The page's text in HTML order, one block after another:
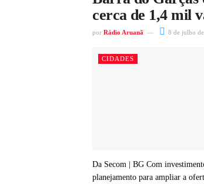
cerca de 1,4 mil
por Rádio Aruanã 8 de julho
CIDADES
Da Secom | BG Com
planejamento para ampliar a